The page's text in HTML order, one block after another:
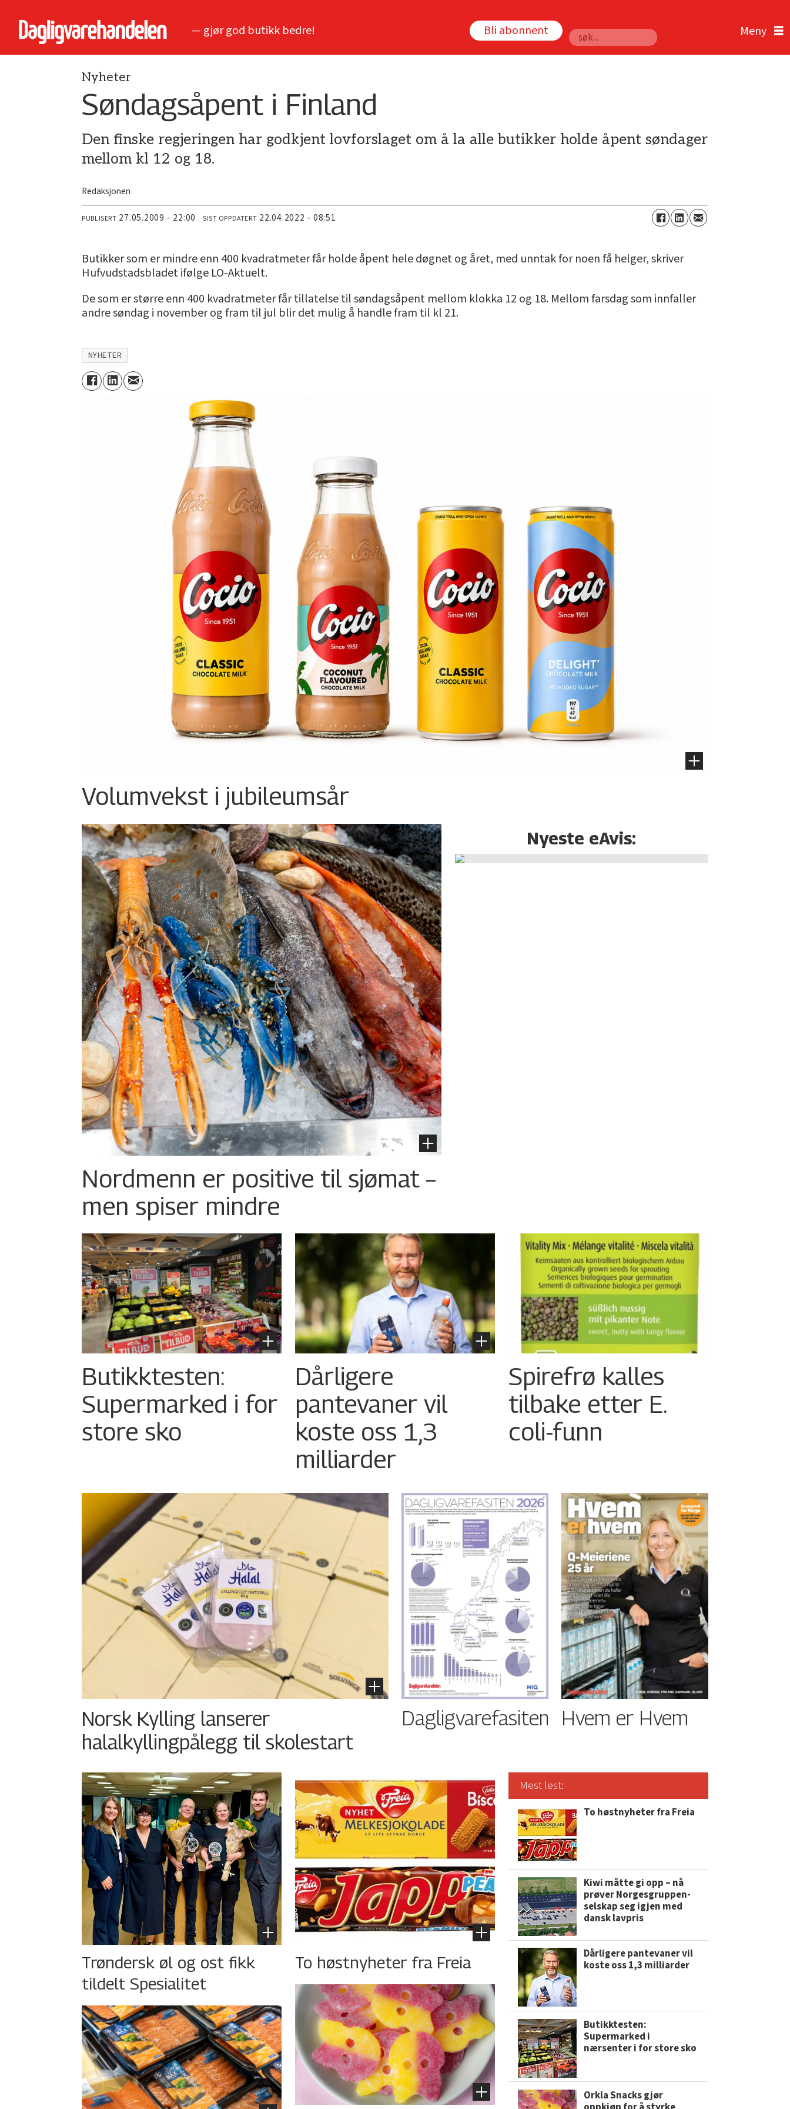
— gjør god butikk bedre! Bli abonnent
Søk
Nyheter
Søndagsåpent i Finland
Den finske regjeringen har godkjent lovforslaget om å la alle butikker holde åpent søndager
mellom kl 12 og 18.
Redaksjonen
PUBLISERT 27.05.2009 - 22:00 SIST OPPDATERT 22.04.2022 - 08:51
Butikker som er mindre enn 400 kvadratmeter får holde åpent hele døgnet og året, med unntak for noen få helger, skriver
Hufvudstadsbladet ifølge LO-Aktuelt.
De som er større enn 400 kvadratmeter får tillatelse til søndagsåpent mellom klokka 12 og 18. Mellom farsdag som innfaller
andre søndag i november og fram til jul blir det mulig å handle fram til kl 21.
NYHETER
Volumvekst i jubileumsår
Nordmenn er positive til sjømat –
men spiser mindre
Nyeste eAvis:
Butikktesten:
Supermarked i for
store sko
Dårligere
pantevaner vil
koste oss 1,3
milliarder
Spirefrø kalles
tilbake etter E.
coli-funn
Norsk Kylling lanserer
halalkyllingpålegg til skolestart
Dagligvarefasiten Hvem er Hvem
Trøndersk øl og ost fikk
tildelt Spesialitet
To høstnyheter fra Freia
Mest lest:
To høstnyheter fra Freia
Kiwi måtte gi opp – nå
prøver Norgesgruppen-
selskap seg igjen med
dansk lavpris
Dårligere pantevaner vil
koste oss 1,3 milliarder
Butikktesten:
Supermarked i
nærsenter i for store sko
Orkla Snacks gjør